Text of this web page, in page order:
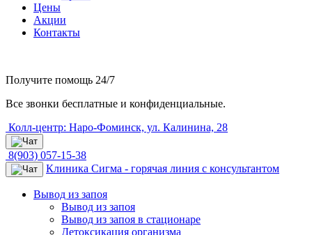
Цены
Акции
Контакты
Получите помощь 24/7
Все звонки бесплатные и конфиденциальные.
Колл-центр: Наро-Фоминск, ул. Калинина, 28
8(903) 057-15-38
Клиника Сигма - горячая линия с консультантом
Вывод из запоя
Вывод из запоя
Вывод из запоя в стационаре
Детоксикация организма